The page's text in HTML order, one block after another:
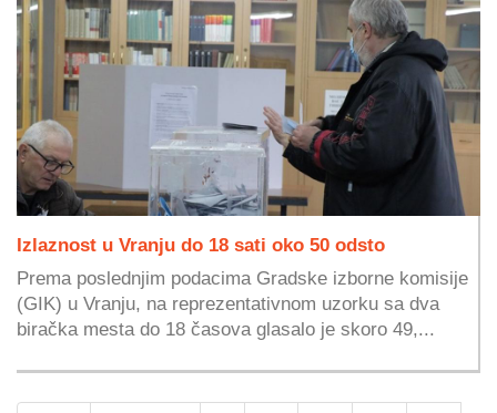
Izlaznost u Vranju do 18 sati oko 50 odsto
Prema poslednjim podacima Gradske izborne komisije
(GIK) u Vranju, na reprezentativnom uzorku sa dva
biračka mesta do 18 časova glasalo je skoro 49,...